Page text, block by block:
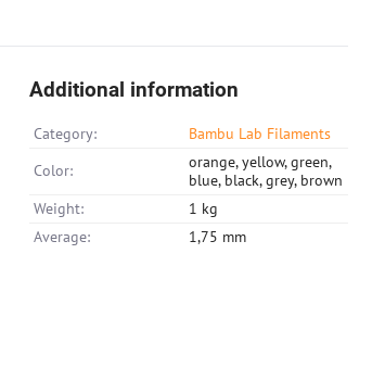
Additional information
Category:
Bambu Lab Filaments
Color:
orange, yellow, green,
blue, black, grey, brown
Weight:
1 kg
Average:
1,75 mm